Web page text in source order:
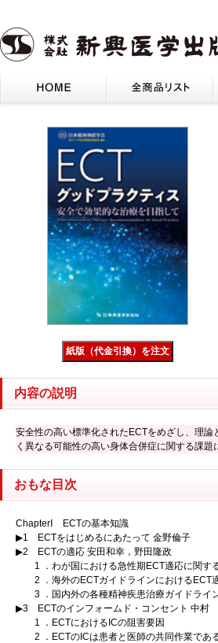
内容の説明
安全性の高い標準化されたECTをめざし、理
く異なる可能性の高い身体合併症に関する課
おもな目次
ChapterⅠ ECTの基本知識
▶1 ECTをはじめるにあたって 金野倫子
▶2 ECTの適応 安田和幸，野田隆政
1 ．わが国における急性期ECT適応に関す
2 ．海外のECTガイドラインにおけるECT
3 ．国内外の各種精神疾患治療ガイドライ
▶3 ECTのインフォームド・コンセント 中村
1 ．ECTにおけるICの阻害要因
2 ．ECTのICは患者と医師の共同作業であ